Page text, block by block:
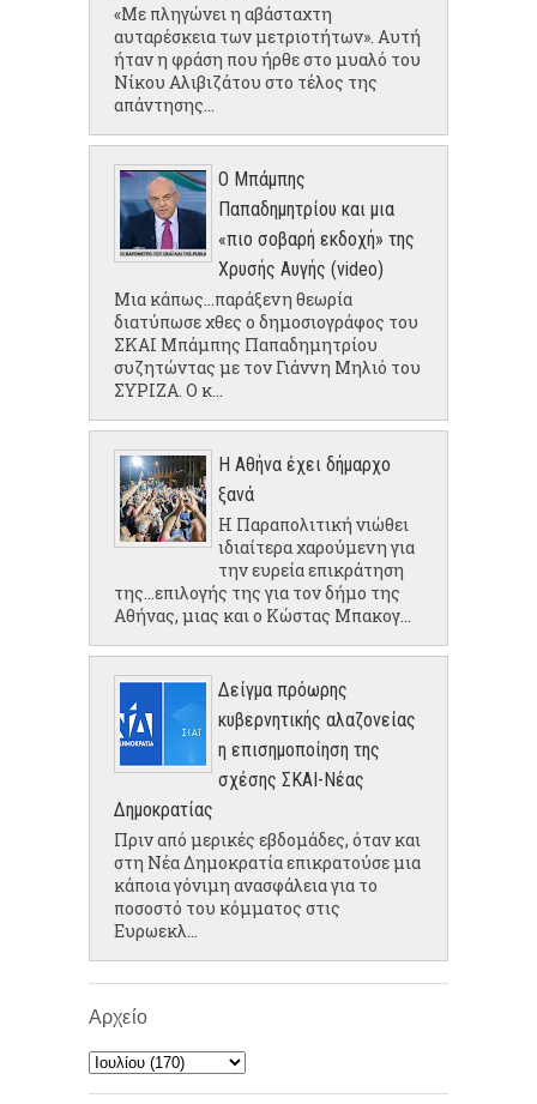
«Με πληγώνει η αβάσταχτη
αυταρέσκεια των μετριοτήτων». Αυτή
ήταν η φράση που ήρθε στο μυαλό του
Νίκου Αλιβιζάτου στο τέλος της
απάντησης...
Ο Μπάμπης
Παπαδημητρίου και μια
«πιο σοβαρή εκδοχή» της
Χρυσής Αυγής (video)
Μια κάπως...παράξενη θεωρία
διατύπωσε χθες ο δημοσιογράφος του
ΣΚΑΙ Μπάμπης Παπαδημητρίου
συζητώντας με τον Γιάννη Μηλιό του
ΣΥΡΙΖΑ. Ο κ...
Η Αθήνα έχει δήμαρχο
ξανά
Η Παραπολιτική νιώθει
ιδιαίτερα χαρούμενη για
την ευρεία επικράτηση
της...επιλογής της για τον δήμο της
Αθήνας, μιας και ο Κώστας Μπακογ...
Δείγμα πρόωρης
κυβερνητικής αλαζονείας
η επισημοποίηση της
σχέσης ΣΚΑΙ-Νέας
Δημοκρατίας
Πριν από μερικές εβδομάδες, όταν και
στη Νέα Δημοκρατία επικρατούσε μια
κάποια γόνιμη ανασφάλεια για το
ποσοστό του κόμματος στις
Ευρωεκλ...
Αρχείο